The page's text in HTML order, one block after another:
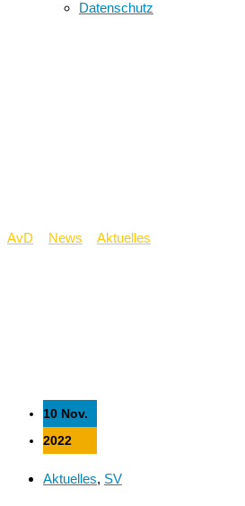
Datenschutz
AvD News Aktuelles
10 Nov.
2022
Aktuelles, SV